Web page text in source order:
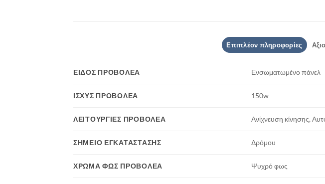
Επιπλέον πληροφορίες
ΕΊΔΟΣ ΠΡΟΒΟΛΈΑ Ενσωματωμένο πάνελ
ΙΣΧΎΣ ΠΡΟΒΟΛΈΑ 150w
ΛΕΙΤΟΥΡΓΊΕΣ ΠΡΟΒΟΛΈΑ Ανίχνευση κίνησης,
ΣΗΜΕΊΟ ΕΓΚΑΤΆΣΤΑΣΗΣ Δρόμου
ΧΡΏΜΑ ΦΩΣ ΠΡΟΒΟΛΈΑ Ψυχρό φως